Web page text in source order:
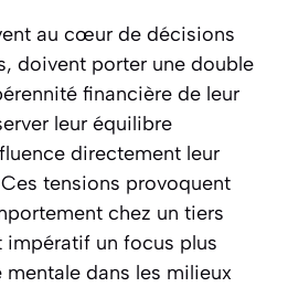
au cœur de décisions
doivent porter une double
financière de leur
leur équilibre
directement leur
tensions provoquent
chez un tiers
impératif un focus plus
mentale dans les milieux